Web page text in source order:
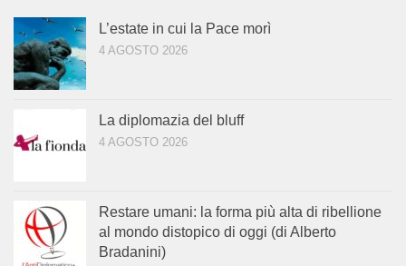
L’estate in cui la Pace morì
4 AGOSTO 2026
La diplomazia del bluff
4 AGOSTO 2026
Restare umani: la forma più alta di ribellione
al mondo distopico di oggi (di Alberto
Bradanini)